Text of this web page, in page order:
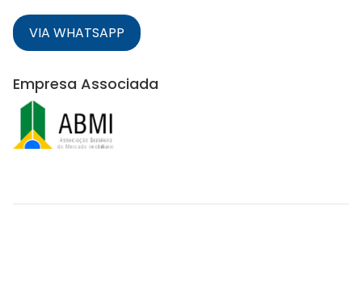
VIA WHATSAPP
Empresa Associada